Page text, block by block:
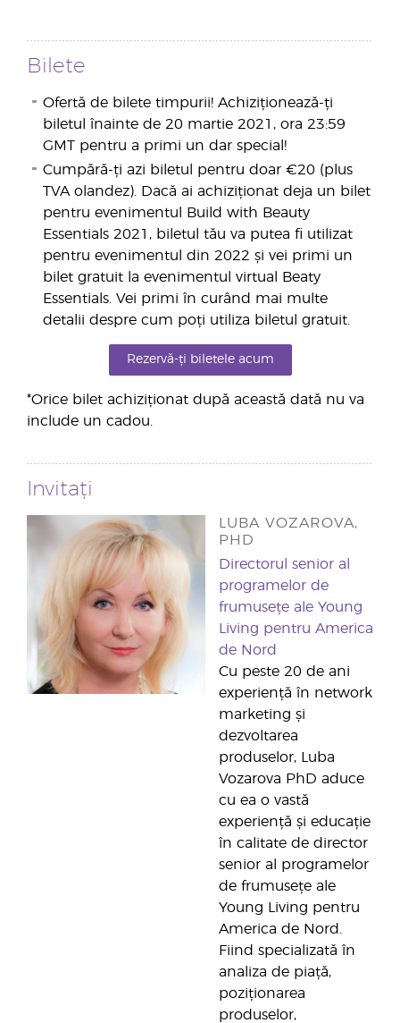
Bilete
Ofertă de bilete timpurii! Achiziționează-ți
biletul înainte de 20 martie 2021, ora 23:59
GMT pentru a primi un dar special!
Cumpără-ți azi biletul pentru doar €20 (plus
TVA olandez). Dacă ai achiziționat deja un bilet
pentru evenimentul Build with Beauty
Essentials 2021, biletul tău va putea fi utilizat
pentru evenimentul din 2022 și vei primi un
bilet gratuit la evenimentul virtual Beaty
Essentials. Vei primi în curând mai multe
detalii despre cum poți utiliza biletul gratuit.
Rezervă-ți biletele acum
*Orice bilet achiziționat după această dată nu va
include un cadou.
Invitați
LUBA VOZAROVA,
PHD
Directorul senior al
programelor de
frumusețe ale Young
Living pentru America
de Nord
Cu peste 20 de ani
experiență în network
marketing și
dezvoltarea
produselor, Luba
Vozarova PhD aduce
cu ea o vastă
experiență și educație
în calitate de director
senior al programelor
de frumusețe ale
Young Living pentru
America de Nord.
Fiind specializată în
analiza de piață,
poziționarea
produselor,